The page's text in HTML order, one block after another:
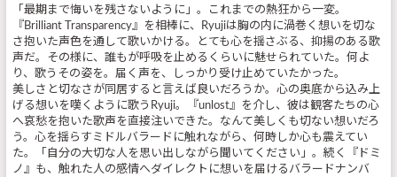
「最期まで悔いを残さないように」。これまでの熱狂から一変。
『Brilliant Transparency』を相棒に、Ryujiは胸の内に渦巻く想いを切な
さ抱いた声色を通して歌いかける。とても心を揺さぶる、抑揚のある歌
声だ。その様に、誰もが呼吸を止めるくらいに魅せられていた。何よ
り、歌うその姿を。届く声を、しっかり受け止めていたかった。
美しさと切なさが同居すると言えば良いだろうか。心の奥底から込み上
げる想いを嘆くように歌うRyuji。『unlost』を介し、彼は観客たちの心
へ哀愁を抱いた歌声を直接注いできた。なんて美しくも切ない想いだろ
う。心を揺らすミドルバラードに触れながら、何時しか心も震えてい
た。「自分の大切な人を思い出しながら聞いてください」。続く『ドミ
ノ』も、触れた人の感情へダイレクトに想いを届けるバラードナンバ